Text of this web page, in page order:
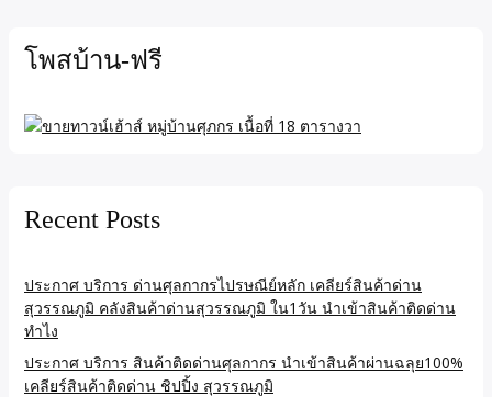
โพสบ้าน-ฟรี
Recent Posts
ประกาศ บริการ ด่านศุลกากรไปรษณีย์หลัก เคลียร์สินค้าด่าน
สุวรรณภูมิ คลังสินค้าด่านสุวรรณภูมิ ใน1วัน นำเข้าสินค้าติดด่าน
ทำไง
ประกาศ บริการ สินค้าติดด่านศุลกากร นำเข้าสินค้าผ่านฉลุย100%
เคลียร์สินค้าติดด่าน ชิปปิ้ง สุวรรณภูมิ